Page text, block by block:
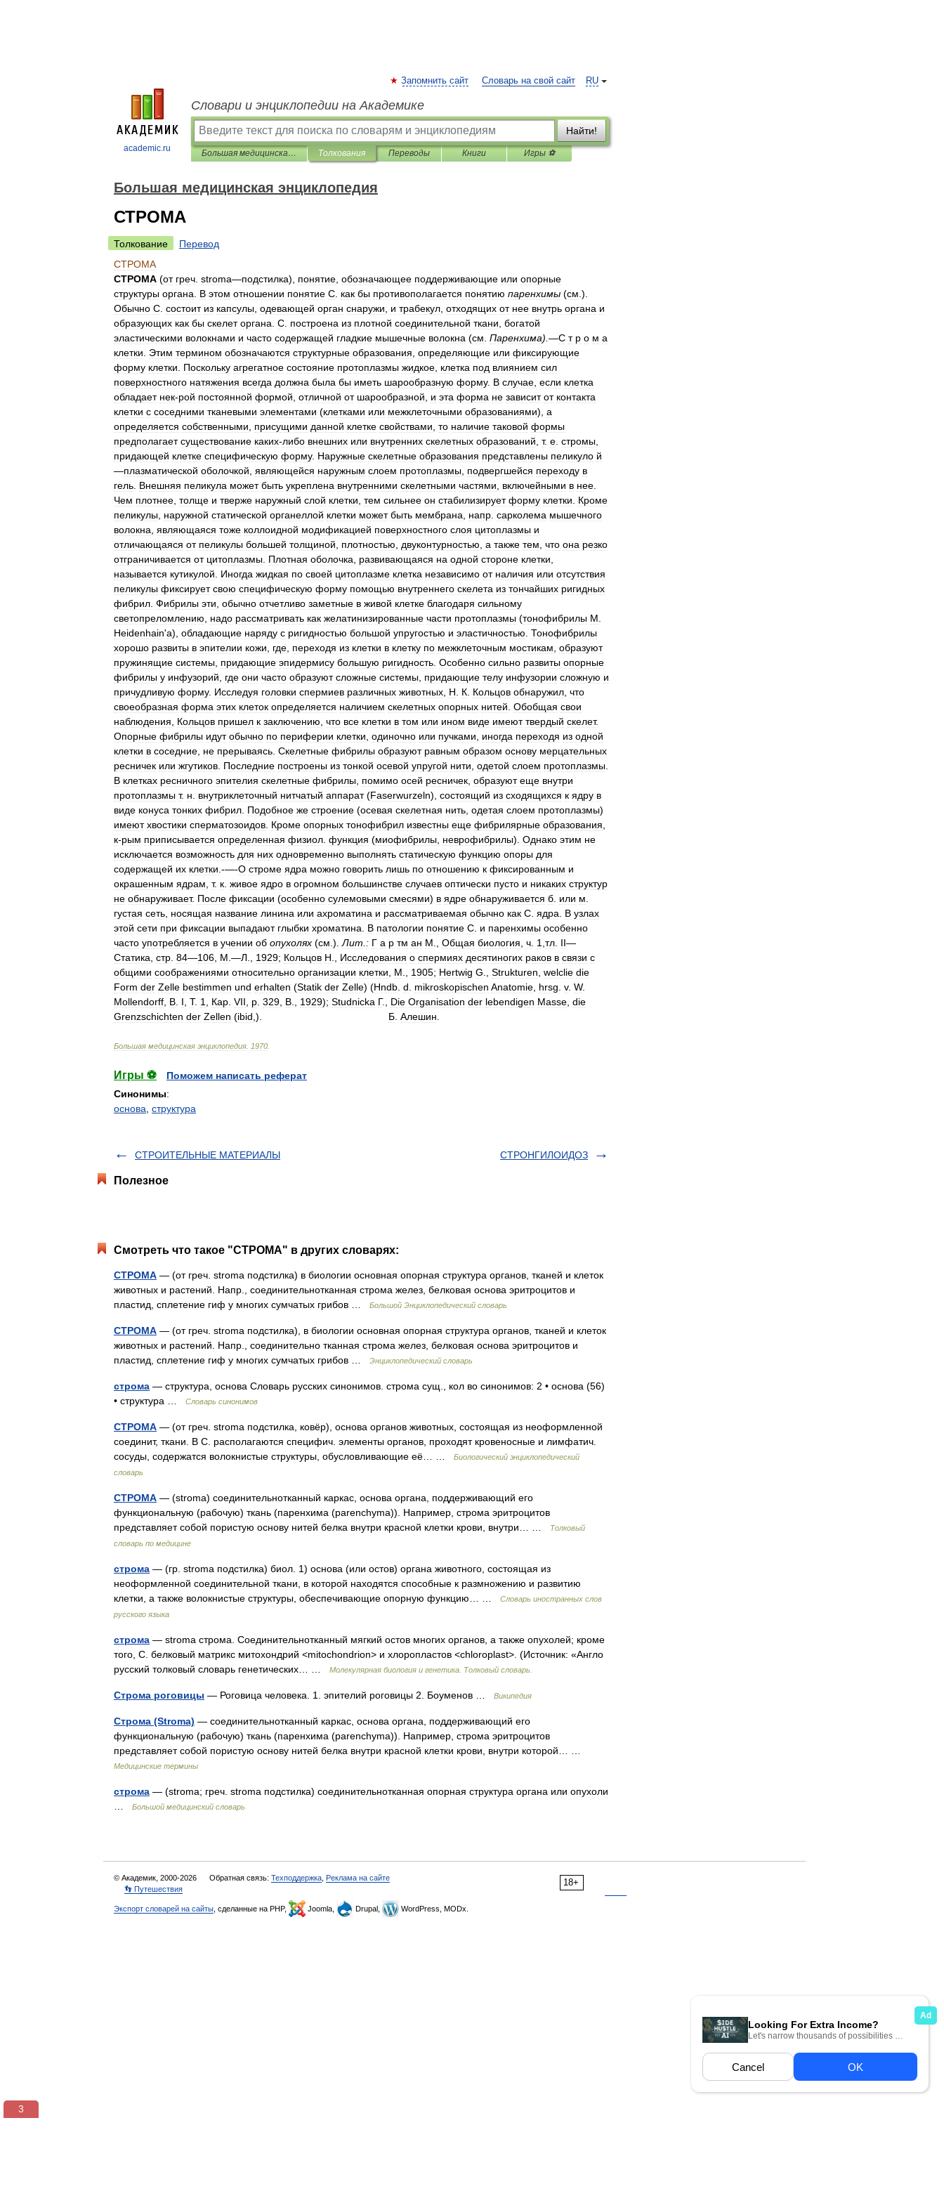
academic.ru
RU
Запомнить сайт Словарь на свой сайт
Словари и энциклопедии на Академике
Найти!
Большая медицинская энциклопедия Толкования Переводы Книги Игры ⚽
Большая медицинская энциклопедия
СТРОМА
Толкование
Перевод
СТРОМА
СТРОМА (от греч stroma—подстилка), понятие обозначающее поддерживающие или опорные
структуры органа В этом отношении понятие С как бы противополагается понятию паренхимы (см .).
Обычно С состоит из капсулы одевающей орган снаружи и трабекул отходящих от нее внутрь органа и
образующих как бы скелет органа С построена из плотной соединительной ткани богатой
эластическими волокнами и часто содержащей гладкие мышечные волокна (см Паренхима). —С т р о м а
клетки
Этим термином обозначаются структурные образования определяющие или фиксирующие
форму клетки Поскольку агрегатное состояние протоплазмы жидкое клетка под влиянием сил
поверхностного натяжения всегда должна была бы иметь шарообразную форму. В случае если клетка
обладает нек-рой постоянной формой отличной от шарообразной и эта форма не зависит от контакта
клетки с соседними тканевыми элементами (клетками или межклеточными образованиями), а
определяется собственными присущими данной клетке свойствами то наличие таковой формы
предполагает существование каких-либо внешних или внутренних скелетных образований т. е стромы
придающей клетке специфическую форму. Наружные скелетные образования представлены пеликуло й
—плазматической оболочкой являющейся наружным слоем протоплазмы подвергшейся переходу в
гель Внешняя пеликула может быть укреплена внутренними скелетными частями включейными в нее
Чем плотнее толще и тверже наружный слой клетки тем сильнее он стабилизирует форму клетки
Кроме
пеликулы наружной статической органеллой клетки может быть мембрана напр сарколема мышечного
волокна являющаяся тоже коллоидной модификацией поверхностного слоя цитоплазмы и
отличающаяся от пеликулы большей толщиной плотностью двуконтурностью а также тем что она резко
отграничивается от цитоплазмы Плотная оболочка развивающаяся на одной стороне клетки
называется кутикулой Иногда жидкая по своей цитоплазме клетка независимо от наличия или отсутствия
пеликулы фиксирует свою специфическую форму помощью внутреннего скелета из тончайших ригидных
фибрил Фибрилы эти обычно отчетливо заметные в живой клетке благодаря сильному
светопреломлению
надо рассматривать как желатинизированные части протоплазмы (тонофибрилы М
Heidenhain'a), обладающие наряду с ригидностью большой упругостью и эластичностью Тонофибрилы
хорошо развиты в эпителии кожи где переходя из клетки в клетку по межклеточным мостикам образуют
пружинящие системы придающие эпидермису большую ригидность Особенно сильно развиты опорные
фибрилы у инфузорий где они часто образуют сложные системы придающие телу инфузории сложную и
причудливую форму. Исследуя головки спермиев различных животных Н К Кольцов обнаружил что
своеобразная форма этих клеток определяется наличием скелетных опорных нитей Обобщая свои
наблюдения
Кольцов пришел к заключению что все клетки в том или ином виде имеют твердый скелет.
Опорные фибрилы идут обычно по периферии клетки одиночно или пучками иногда переходя из одной
клетки в соседние не прерываясь Скелетные фибрилы образуют равным образом основу мерцательных
ресничек или жгутиков Последние построены из тонкой осевой упругой нити одетой слоем протоплазмы
В клетках ресничного эпителия скелетные фибрилы помимо осей ресничек образуют еще внутри
протоплазмы т. н внутриклеточный нитчатый аппарат(Faserwurzeln), состоящий из сходящихся к ядру в
виде конуса тонких фибрил Подобное же строение (осевая скелетная нить одетая слоем протоплазмы)
имеют хвостики сперматозоидов Кроме опорных тонофибрил известны еще фибрилярные образования
к-рым приписывается определенная физиол функция (миофибрилы неврофибрилы). Однако этим не
исключается возможность для них одновременно выполнять статическую функцию опоры для
содержащей их клетки .-—-О строме ядра можно говорить лишь по отношению к фиксированным и
окрашенным ядрам т. к живое ядро в огромном большинстве случаев оптически пусто и никаких структур
не обнаруживает. После фиксации (особенно сулемовыми смесями) в ядре обнаруживается б или м
густая сеть носящая название линина или ахроматина и рассматриваемая обычно как С ядра В узлах
этой сети при фиксации выпадают глыбки хроматина В патологии понятие С и паренхимы особенно
часто употребляется в учении об опухолях (см .). Лит : Г а р тм ан М Общая биология ч 1 тл II—
Статика стр 84—106 М .—Л 1929; Кольцов Н Исследования о спермиях десятиногих раков в связи с
общими соображениями относительно организации клетки М 1905; Hertwig G Strukturen welclie die
Form der Zelle bestimmen und erhalten (Statik der Zelle) (Hndb d mikroskopischen Anatomie hrsg v. W.
Mollendorff B I T. 1 Кар VІI p 329 В 1929); Studnicka Г., Die Organisation der lebendigen Masse die
Grenzschichten der Zellen (ibid ,). Б Алешин
Большая медицинская энциклопедия 1970
Игры ⚽
Поможем написать реферат
Синонимы:
основа структура
СТРОИТЕЛЬНЫЕ МАТЕРИАЛЫ СТРОНГИЛОИДОЗ
Полезное
Смотреть что такое "СТРОМА" в других словарях:
СТРОМА — (от греч. stroma подстилка) в биологии основная опорная структура органов, тканей и клеток
животных и растений. Напр., соединительнотканная строма желез, белковая основа эритроцитов и
пластид, сплетение гиф у многих сумчатых грибов …
Большой Энциклопедический словарь
СТРОМА — (от греч. stroma подстилка), в биологии основная опорная структура органов, тканей и клеток
животных и растений. Напр., соединительно тканная строма желез, белковая основа эритроцитов и
пластид, сплетение гиф у многих сумчатых грибов …
Энциклопедический словарь
строма — структура, основа Словарь русских синонимов. строма сущ., кол во синонимов: 2 • основа (56)
• структура …
Словарь синонимов
СТРОМА — (от греч. stroma подстилка, ковёр), основа органов животных, состоящая из неоформленной
соединит, ткани. В С. располагаются специфич. элементы органов, проходят кровеносные и лимфатич.
сосуды, содержатся волокнистые структуры, обусловливающие её… …
Биологический энциклопедический
словарь
СТРОМА — (stroma) соединительнотканный каркас, основа органа, поддерживающий его
функциональную (рабочую) ткань (паренхима (parenchyma)). Например, строма эритроцитов
представляет собой пористую основу нитей белка внутри красной клетки крови, внутри… …
Толковый
словарь по медицине
строма — (гр. stroma подстилка) биол. 1) основа (или остов) органа животного, состоящая из
неоформленной соединительной ткани, в которой находятся способные к размножению и развитию
клетки, а также волокнистые структуры, обеспечивающие опорную функцию… …
Словарь иностранных слов
русского языка
строма — stroma строма. Cоединительнотканный мягкий остов многих органов, а также опухолей; кроме
того, С. белковый матрикс митохондрий <mitochondrion> и хлоропластов <chloroplast>. (Источник: «Англо
русский толковый словарь генетических… …
Молекулярная биология и генетика. Толковый словарь.
Строма роговицы — Роговица человека. 1. эпителий роговицы 2. Боуменов … Википедия
Строма (Stroma) — соединительнотканный каркас, основа органа, поддерживающий его
функциональную (рабочую) ткань (паренхима (parenchyma)). Например, строма эритроцитов
представляет собой пористую основу нитей белка внутри красной клетки крови, внутри которой… …
Медицинские термины
строма — (stroma; греч. stroma подстилка) соединительнотканная опорная структура органа или опухоли
Большой медицинский словарь
18+
© Академик, 2000-2026 Обратная связь: Техподдержка Реклама на сайте
👣 Путешествия
Экспорт словарей на сайты , сделанные на PHP, Joomla, Drupal, WordPress, MODx.
3